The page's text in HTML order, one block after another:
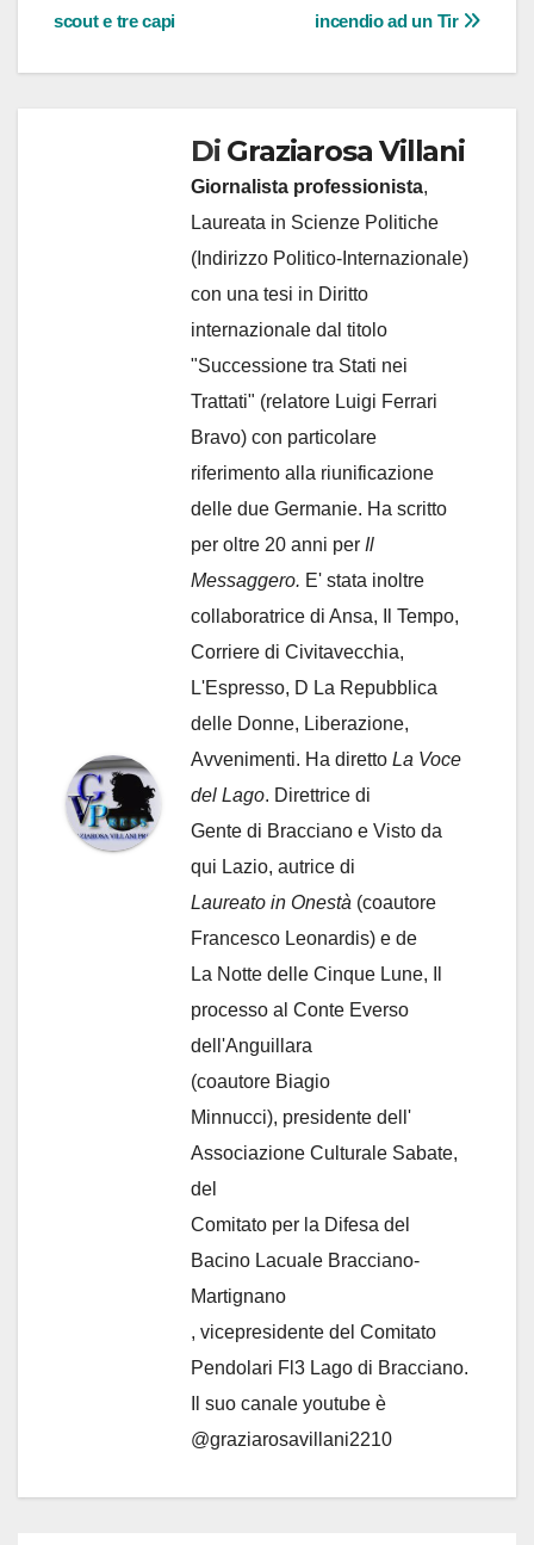
articoli incendio ad un Tir
scout e tre capi
Di Graziarosa Villani
Giornalista professionista,
Laureata in Scienze Politiche
(Indirizzo Politico-Internazionale)
con una tesi in Diritto
internazionale dal titolo
"Successione tra Stati nei
Trattati" (relatore Luigi Ferrari
Bravo) con particolare
riferimento alla riunificazione
delle due Germanie. Ha scritto
per oltre 20 anni per Il
Messaggero. E' stata inoltre
collaboratrice di Ansa, Il Tempo,
Corriere di Civitavecchia,
L'Espresso, D La Repubblica
delle Donne, Liberazione,
Avvenimenti. Ha diretto La Voce
del Lago. Direttrice di
Gente di Bracciano e Visto da
qui Lazio, autrice di
Laureato in Onestà (coautore
Francesco Leonardis) e de
La Notte delle Cinque Lune, Il
processo al Conte Everso
dell'Anguillara
(coautore Biagio
Minnucci), presidente dell'
Associazione Culturale Sabate,
del
Comitato per la Difesa del
Bacino Lacuale Bracciano-
Martignano
, vicepresidente del Comitato
Pendolari Fl3 Lago di Bracciano.
Il suo canale youtube è
@graziarosavillani2210